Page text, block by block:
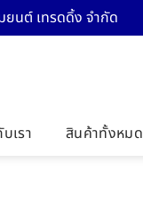
ยนต์ เทรดดิ้ง จำกัด
เรา สินค้าทั้งหมด